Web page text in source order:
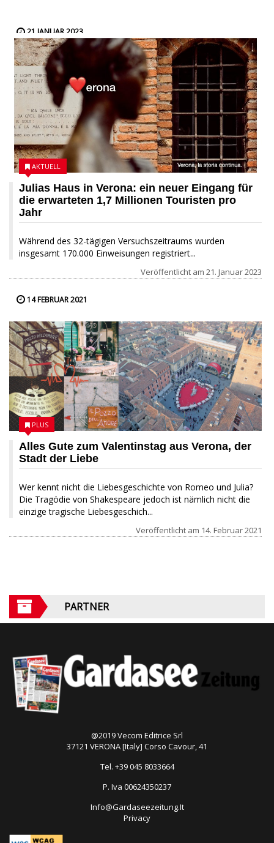
21 JANUAR 2023
Julias Haus in Verona: ein neuer Eingang für
die erwarteten 1,7 Millionen Touristen pro
Jahr
Während des 32-tägigen Versuchszeitraums wurden
insgesamt 170.000 Einweisungen registriert...
AKTUELL
Veröffentlicht am 21. Januar 2023
14 FEBRUAR 2021
Alles Gute zum Valentinstag aus Verona, der
Stadt der Liebe
Wer kennt nicht die Liebesgeschichte von Romeo und Julia?
Die Tragödie von Shakespeare jedoch ist nämlich nicht die
einzige tragische Liebesgeschich...
PLUS
Veröffentlicht am 14. Februar 2021
PARTNER
@2019 Vecom Editrice Srl
37121 VERONA [Italy] Corso Cavour, 41
Tel. +39 045 8033664
P. Iva 00624350237
Info@Gardaseezeitung.It
Privacy